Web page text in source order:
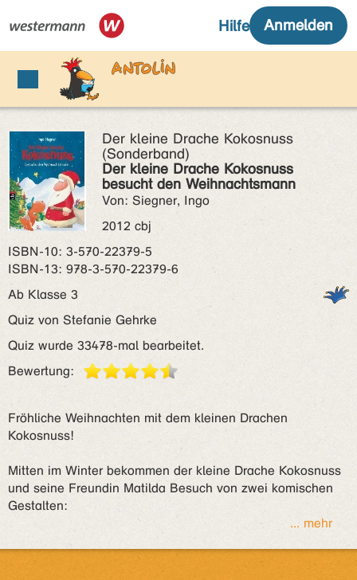
Der kleine Drache Kokosnuss
(Sonderband)
Der kleine Drache Kokosnuss
besucht den Weihnachtsmann
Von: Siegner, Ingo
2012 cbj
ISBN‑10: 3-570-22379-5
ISBN‑13: 978-3-570-22379-6
Ab Klasse 3
Quiz von Stefanie Gehrke
Quiz wurde 33478-mal bearbeitet.
Bewertung:
Fröhliche Weihnachten mit dem kleinen Drachen
Kokosnuss!
Mitten im Winter bekommen der kleine Drache Kokosnuss
und seine Freundin Matilda Besuch von zwei komischen
Gestalten:
... mehr